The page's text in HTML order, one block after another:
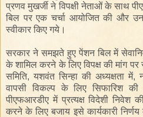
प्रणव मुखर्जी ने विपक्षी नेताओं के साथ
बिल पर एक चर्चा आयोजित की और
स्वीकार किएगये।
सरकार ने समझते हुए पेंशन बिल में
के शामिल करने के लिएविपक्ष की मांग पर
समिति, यशवंत सिन्हा की अध्यक्षता में,
वापसी विकल्प के लिए सिफारिश की
पीएफआरडीए में प्रत्यक्ष विदेशी निवेश
करने के लिएबजाय इसे कार्यकारी निर्णय